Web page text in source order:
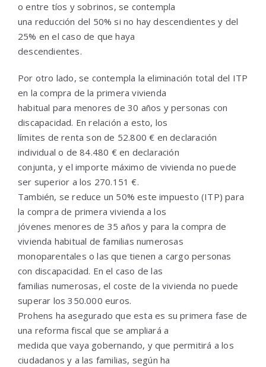
o entre tíos y sobrinos, se contempla
una reducción del 50% si no hay descendientes y del
25% en el caso de que haya
descendientes.
Por otro lado, se contempla la eliminación total del ITP
en la compra de la primera vivienda
habitual para menores de 30 años y personas con
discapacidad. En relación a esto, los
límites de renta son de 52.800 € en declaración
individual o de 84.480 € en declaración
conjunta, y el importe máximo de vivienda no puede
ser superior a los 270.151 €.
También, se reduce un 50% este impuesto (ITP) para
la compra de primera vivienda a los
jóvenes menores de 35 años y para la compra de
vivienda habitual de familias numerosas
monoparentales o las que tienen a cargo personas
con discapacidad. En el caso de las
familias numerosas, el coste de la vivienda no puede
superar los 350.000 euros.
Prohens ha asegurado que esta es su primera fase de
una reforma fiscal que se ampliará a
medida que vaya gobernando, y que permitirá a los
ciudadanos y a las familias, según ha